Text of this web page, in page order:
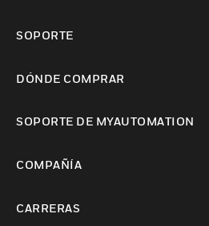
SOPORTE
DÓNDE COMPRAR
SOPORTE DE MYAUTOMATION
COMPAÑÍA
CARRERAS